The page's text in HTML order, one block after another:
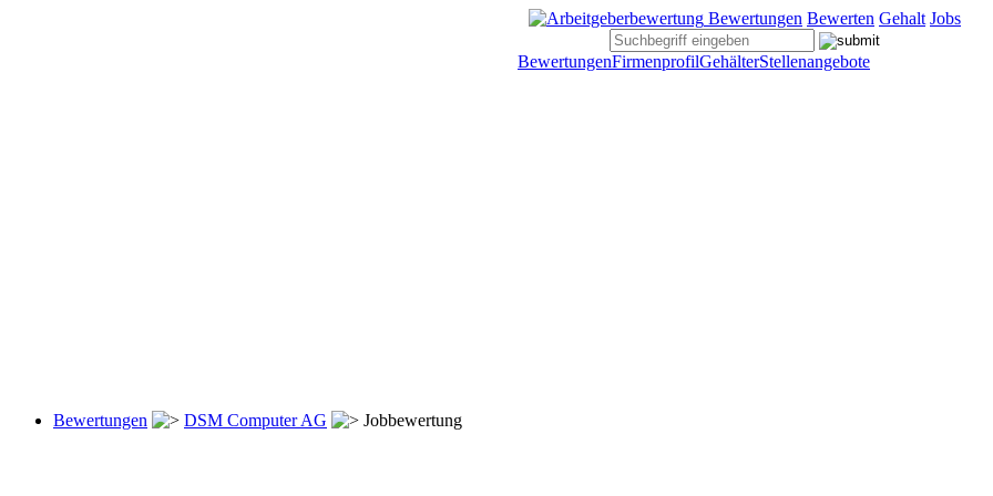
Bewertungen Bewerten Gehalt Jobs
BewertungenFirmenprofilGehälterStellenangebote
Bewertungen DSM Computer AG Jobbewertung